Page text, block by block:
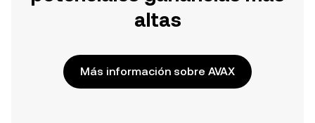
altas
Más información sobre AVAX